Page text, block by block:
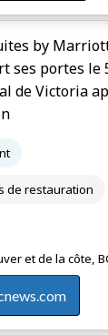
by
ses portes le
de Victoria
de restauration
et de la côte,